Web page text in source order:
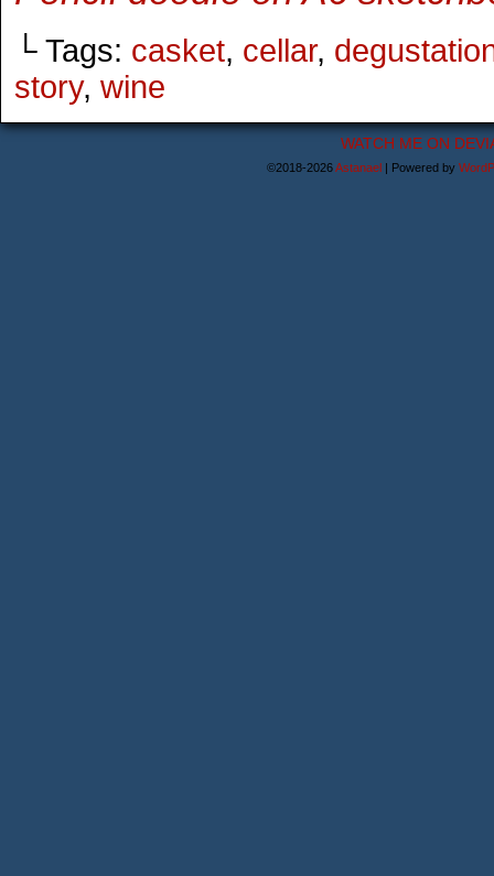
└ Tags: casket, cellar,
story, wine
WATCH ME ON
©2018-2026Astanael | Powered by